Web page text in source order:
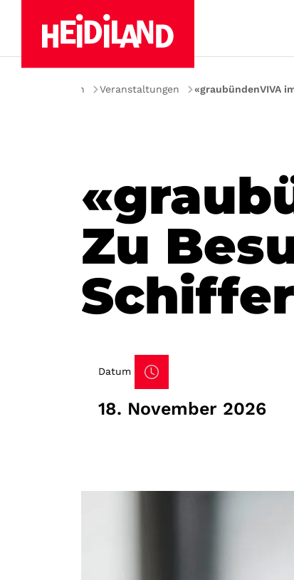
Erleben Veranstaltungen «graubündenVIVA
Zu
Datum
18. November 2026